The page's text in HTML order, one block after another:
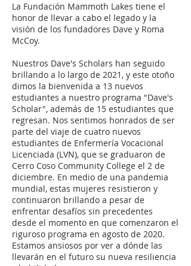
La Fundación Mammoth Lakes tiene el
honor de llevar a cabo el legado y la
visión de los fundadores Dave y Roma
McCoy.
Nuestros Dave's Scholars han seguido
brillando a lo largo de 2021, y este otoño
dimos la bienvenida a 13 nuevos
estudiantes a nuestro programa "Dave's
Scholar", además de 15 estudiantes que
regresan. Nos sentimos honrados de ser
parte del viaje de cuatro nuevos
estudiantes de Enfermería Vocacional
Licenciada (LVN), que se graduaron de
Cerro Coso Community College el 2 de
diciembre. En medio de una pandemia
mundial, estas mujeres resistieron y
continuaron brillando a pesar de
enfrentar desafíos sin precedentes
desde el momento en que comenzaron el
riguroso programa en agosto de 2020.
Estamos ansiosos por ver a dónde las
llevarán en el futuro su nueva resiliencia